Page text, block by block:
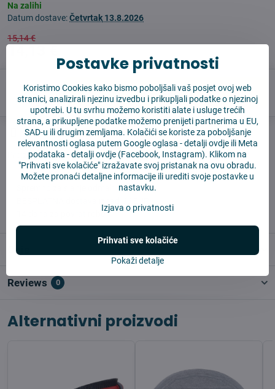
Na zalihi
Datum dostave:Četvrtak 13.8.2026
15,14 €
14,13 €
U košaricu
Pas čuvar Shippings
Proizvođač:4Robot
✅ 14 dana za povrat robe
Opis
Reviews 0
Alternativni proizvodi
Postavke privatnosti
Koristimo Cookies kako bismo poboljšali vaš posjet ovoj web
stranici, analizirali njezinu izvedbu i prikupljali podatke o njezinoj
upotrebi. U tu svrhu možemo koristiti alate i usluge trećih
strana, a prikupljene podatke možemo prenijeti partnerima u EU,
SAD-u ili drugim zemljama. Kolačići se koriste za poboljšanje
relevantnosti oglasa putem Google oglasa -detalji ovdjeili Meta
podataka -detalji ovdje (Facebook, Instagram). Klikom na
"Prihvati sve kolačiće" izražavate svoj pristanak na ovu obradu.
Možete pronaći detaljne informacije ili urediti svoje postavke u
nastavku.
Izjava o privatnosti
Pokaži detalje
Prihvati sve kolačiće